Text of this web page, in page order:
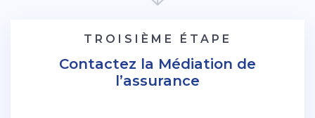
TROISIÈME ÉTAPE
Contactez la Médiation de
l’assurance